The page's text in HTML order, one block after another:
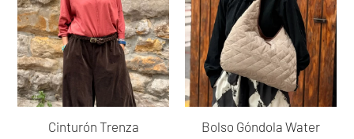
Cinturón Trenza Bolso Góndola Water